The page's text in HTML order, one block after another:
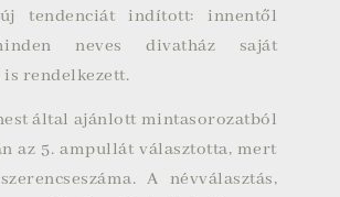
tendenciát indított: innentől
neves divatház saját
rendelkezett.
által ajánlott mintasorozatból
az 5. ampullát választotta, mert
A névválasztás,